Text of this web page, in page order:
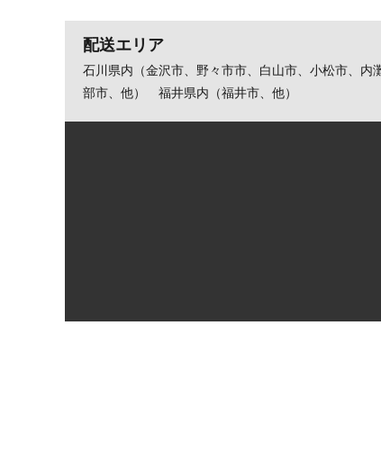
配送エリア
石川県内（金沢市、野々市市、白山市、小松市、
部市、他） 福井県内（福井市、他）